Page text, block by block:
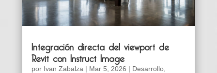
Integración directa del viewport de
Revit con Instruct Image
por Ivan Zabalza | Mar 5, 2026 | Desarrollo,